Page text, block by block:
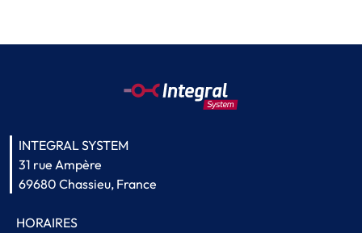
INTEGRAL SYSTEM
31 rue Ampère
69680 Chassieu, France
HORAIRES